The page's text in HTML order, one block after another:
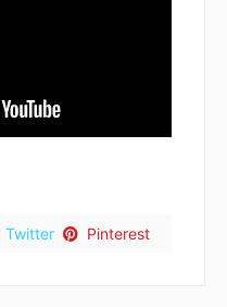
Twitter Pinterest